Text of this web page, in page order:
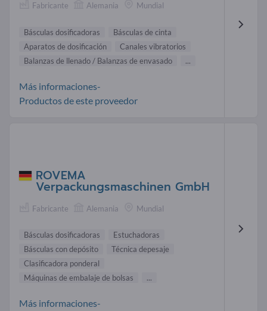
Fabricante Alemania Mundial
Básculas dosificadoras
Básculas de cinta
Aparatos de dosificación
Canales vibratorios
Balanzas de llenado / Balanzas de envasado
...
Más informaciones-
Productos de este proveedor
ROVEMA
Verpackungsmaschinen GmbH
Fabricante Alemania Mundial
Básculas dosificadoras
Estuchadoras
Básculas con depósito
Técnica depesaje
Clasificadora ponderal
Máquinas de embalaje de bolsas
...
Más informaciones-